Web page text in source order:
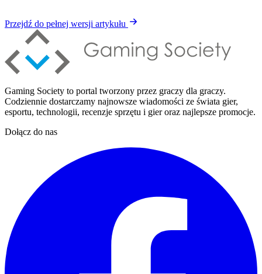
Przejdź do pełnej wersji artykułu
Gaming Society to portal tworzony przez graczy dla graczy.
Codziennie dostarczamy najnowsze wiadomości ze świata gier,
esportu, technologii, recenzje sprzętu i gier oraz najlepsze promocje.
Dołącz do nas